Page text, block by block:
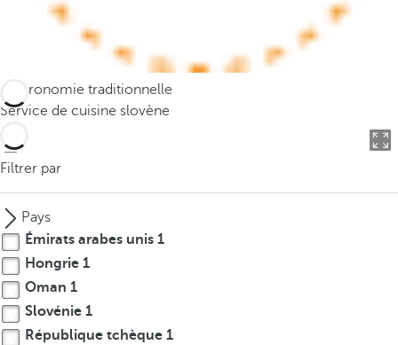
n
p
r
e
s
t
h
d
o
w
Gastronomie traditionnelle
Service de cuisine slovène
Filtrer par
Pays
Émirats arabes unis 1
Hongrie 1
Oman 1
Slovénie 1
République tchèque 1